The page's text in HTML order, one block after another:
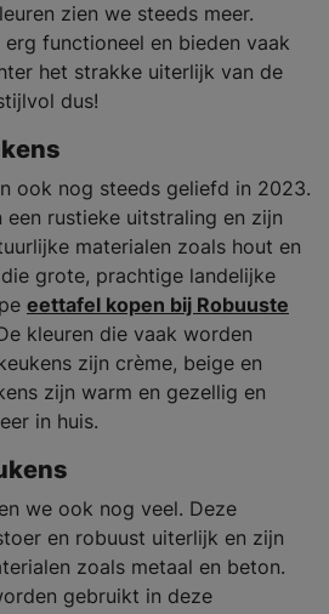
zien we steeds meer.
functioneel en bieden vaak
het strakke uiterlijk van de
dus!
ook nog steeds geliefd in 2023.
een rustieke uitstraling en zijn
materialen zoals hout en
grote, prachtige landelijke
eettafel kopen bij Robuuste
kleuren die vaak worden
zijn crème, beige en
zijn warm en gezellig en
in huis.
we ook nog veel. Deze
en robuust uiterlijk en zijn
zoals metaal en beton.
gebruikt in deze